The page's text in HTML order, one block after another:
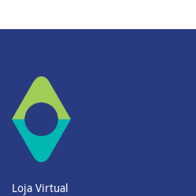
Loja Virtual